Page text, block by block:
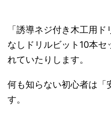
「誘導ネジ付き木工用
なしドリルビット10本
れていたりします。
何も知らない初心者は「
す。